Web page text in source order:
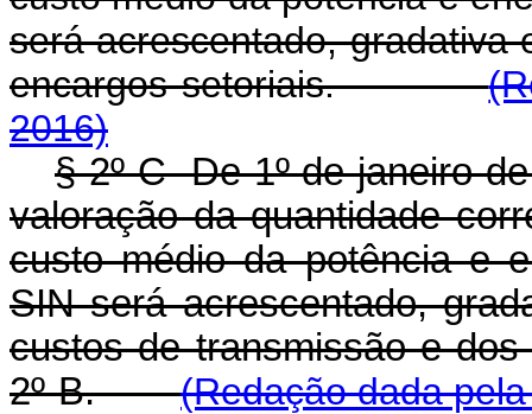
será acrescentado, gradativa
encargos setoriais.
2016)
§ 2º-C De 1º de janeiro
valoração da quantidade
custo médio da potência e
SIN será acrescentado,
custos de transmissão e
2º-B.(Redação dada